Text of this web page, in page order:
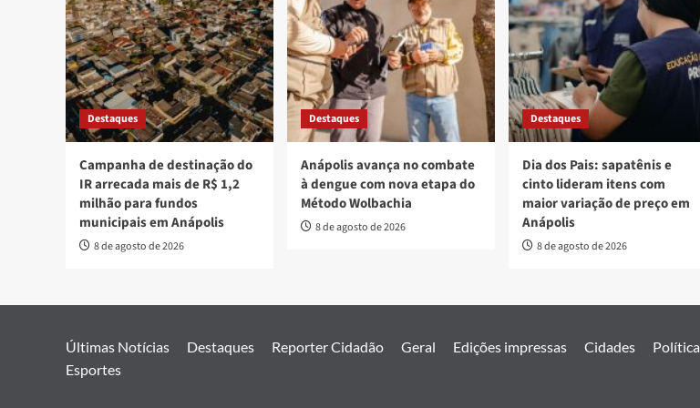
Destaques
Campanha de destinação do
IR arrecada mais de R$ 1,2
milhão para fundos
municipais em Anápolis
8 de agosto de 2026
Destaques
Anápolis avança no combate
à dengue com nova etapa do
Método Wolbachia
8 de agosto de 2026
Destaques
Dia dos Pais: sapatênis e
cinto lideram itens com
maior variação de preço em
Anápolis
8 de agosto de 2026
Últimas Notícias Destaques Reporter Cidadão Geral Edições impressas Cidades Política
Esportes